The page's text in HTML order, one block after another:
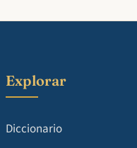
Explorar
Diccionario